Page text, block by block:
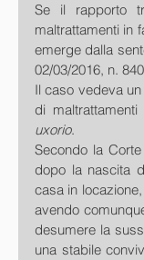
Se il rapporto
maltrattamenti in
emerge dalla
02/03/2016, n.
Il caso vedeva
di
uxorio.
Secondo la
dopo la nascita
casa in
avendo
desumere la
una stabile